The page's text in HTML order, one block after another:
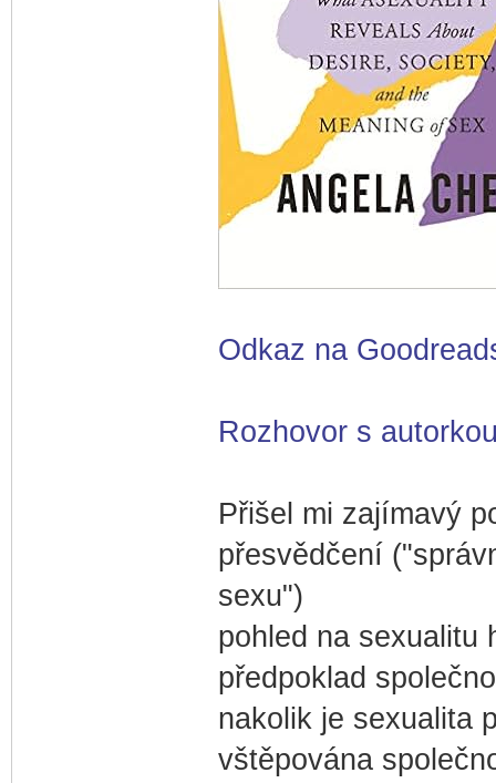
Odkaz na
Rozhovor s
Přišel mi zajímavý
přesvědčení
sexu")
pohled na sexualitu
předpoklad
nakolik je sexualita
vštěpována